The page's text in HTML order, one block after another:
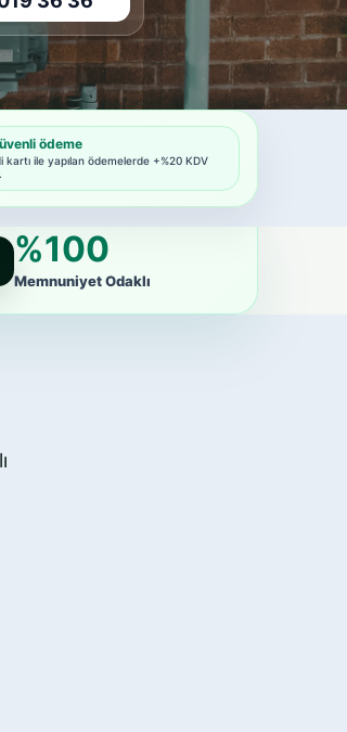
ödeme
kartı ile yapılan ödemelerde +%20 KDV
%100
Memnuniyet Odaklı